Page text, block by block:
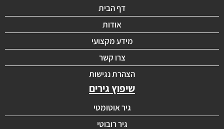
דף הבית
אודות
מידע מקצועי
צרו קשר
הצהרת נגישות
שיפוץ גירים
גיר אוטומטי
גיר רובוטי